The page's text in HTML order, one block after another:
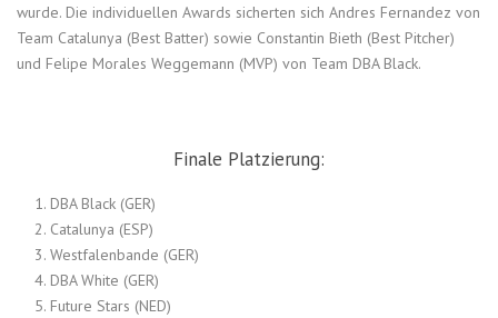
wurde. Die individuellen Awards sicherten sich Andres Fernandez von
Team Catalunya (Best Batter) sowie Constantin Bieth (Best Pitcher)
und Felipe Morales Weggemann (MVP) von Team DBA Black.
Finale Platzierung:
DBA Black (GER)
Catalunya (ESP)
Westfalenbande (GER)
DBA White (GER)
Future Stars (NED)